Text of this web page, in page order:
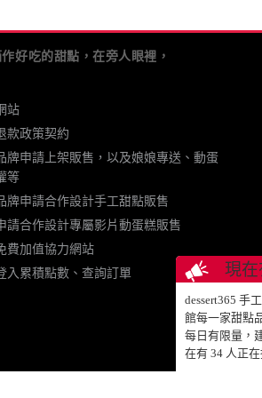
好吃的甜點，在旁人眼裡，
現在
dessert365 手
館每一家甜點
每日有限量，
在有 36 人正在
站
款政策契約
牌申請上架販售，以及娘娘專送、動蛋
等
牌申請合作設計手工甜點販售
請合作設計專屬影片動蛋糕販售
費加值協力網站
入累積點數、查詢訂單